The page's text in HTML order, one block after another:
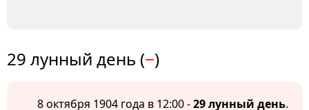
29 лунный день (−)
8 октября 1904 года в 12:00 -29 лунный день.